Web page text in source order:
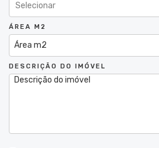
Selecionar
ÁREA M2
DESCRIÇÃO DO IMÓVEL